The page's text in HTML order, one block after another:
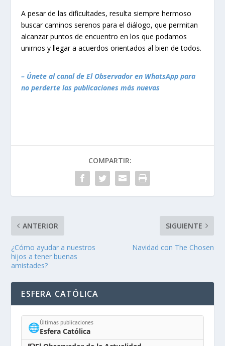
A pesar de las dificultades, resulta siempre hermoso
buscar caminos serenos para el diálogo, que permitan
alcanzar puntos de encuentro en los que podamos
unirnos y llegar a acuerdos orientados al bien de todos.
– Únete al canal de El Observador en WhatsApp para
no perderte las publicaciones más nuevas
COMPARTIR:
ANTERIOR
¿Cómo ayudar a nuestros
hijos a tener buenas
amistades?
SIGUIENTE
Navidad con The Chosen
ESFERA CATÓLICA
🌐Últimas publicaciones
Esfera Católica